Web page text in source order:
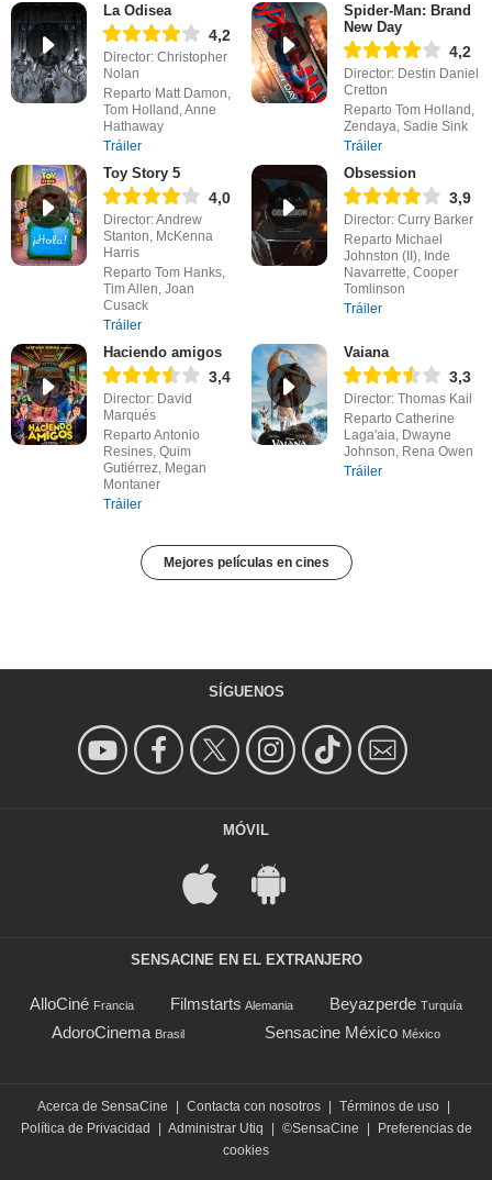
La Odisea
4,2
Director: Christopher
Nolan
Reparto Matt Damon,
Tom Holland, Anne
Hathaway
Tráiler
Spider-Man: Brand
New Day
4,2
Director: Destin Daniel
Cretton
Reparto Tom Holland,
Zendaya, Sadie Sink
Tráiler
Toy Story 5
4,0
Director: Andrew
Stanton, McKenna
Harris
Reparto Tom Hanks,
Tim Allen, Joan
Cusack
Tráiler
Obsession
3,9
Director: Curry Barker
Reparto Michael
Johnston (II), Inde
Navarrette, Cooper
Tomlinson
Tráiler
Haciendo amigos
3,4
Director: David
Marqués
Reparto Antonio
Resines, Quim
Gutiérrez, Megan
Montaner
Tráiler
Vaiana
3,3
Director: Thomas Kail
Reparto Catherine
Laga'aia, Dwayne
Johnson, Rena Owen
Tráiler
Mejores películas en cines
SÍGUENOS
MÓVIL
SENSACINE EN EL EXTRANJERO
AlloCiné Francia Filmstarts Alemania Beyazperde Turquía
AdoroCinema Brasil Sensacine México México
Acerca de SensaCine | Contacta con nosotros | Términos de uso |
Política de Privacidad
| Administrar Utiq | ©SensaCine |
Preferencias de
cookies